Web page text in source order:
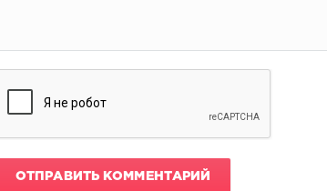
ОТПРАВИТЬ КОММЕНТАРИЙ